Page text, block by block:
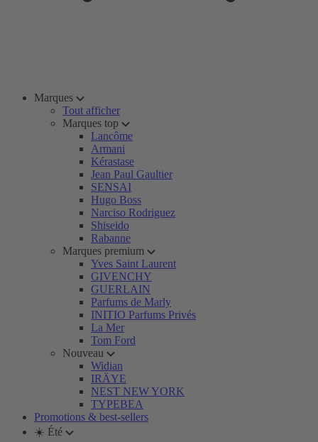
Marques
Tout afficher
Marques top
Lancôme
Armani
Kérastase
Jean Paul Gaultier
SENSAI
Hugo Boss
Narciso Rodriguez
Shiseido
Rabanne
Marques premium
Yves Saint Laurent
GIVENCHY
GUERLAIN
Parfums de Marly
INITIO Parfums Privés
La Mer
Tom Ford
Nouveau
Widian
IRÄYE
NEST NEW YORK
TYPEBEA
Promotions & best-sellers
☀️ Été